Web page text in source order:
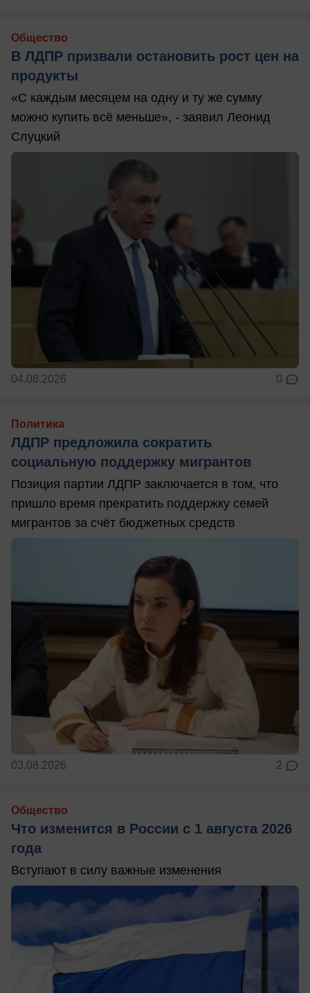
Общество
В ЛДПР призвали остановить рост цен на
продукты
«С каждым месяцем на одну и ту же сумму
можно купить всё меньше», - заявил Леонид
Слуцкий
04.08.2026 0
Политика
ЛДПР предложила сократить
социальную поддержку мигрантов
Позиция партии ЛДПР заключается в том, что
пришло время прекратить поддержку семей
мигрантов за счёт бюджетных средств
03.08.2026 2
Общество
Что изменится в России с 1 августа 2026
года
Вступают в силу важные изменения